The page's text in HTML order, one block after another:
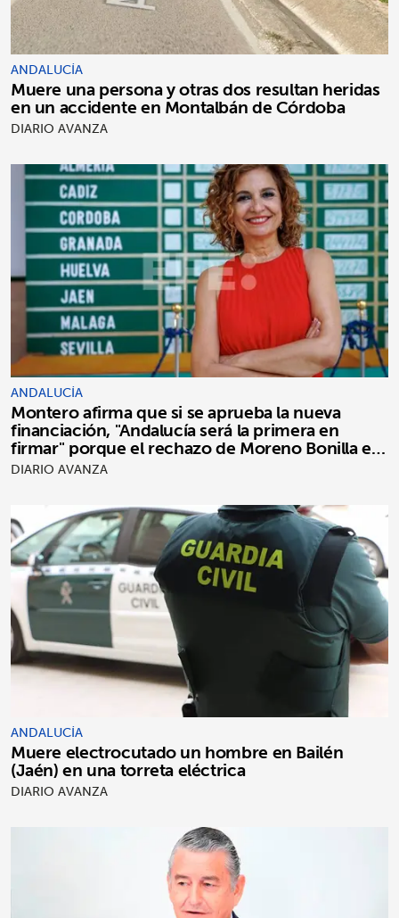
ANDALUCÍA
Muere una persona y otras dos resultan heridas
en un accidente en Montalbán de Córdoba
DIARIO AVANZA
ANDALUCÍA
Montero afirma que si se aprueba la nueva
financiación, "Andalucía será la primera en
firmar" porque el rechazo de Moreno Bonilla es
"puro postureo"
DIARIO AVANZA
ANDALUCÍA
Muere electrocutado un hombre en Bailén
(Jaén) en una torreta eléctrica
DIARIO AVANZA